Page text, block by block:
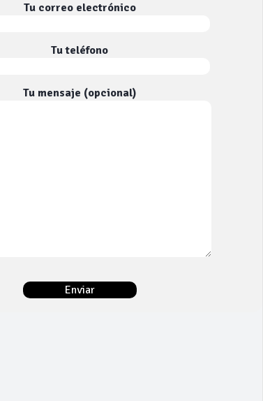
Tu correo electrónico
Tu teléfono
Tu mensaje (opcional)